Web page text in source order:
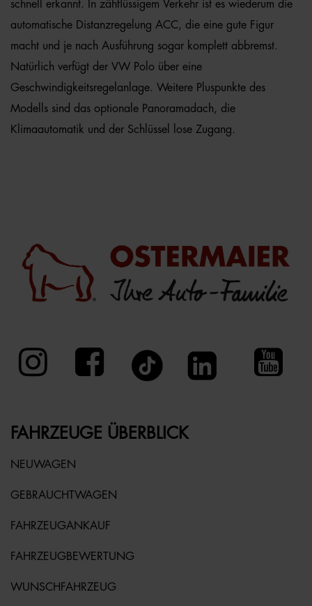
schnell erkannt. In zähflüssigem Verkehr ist es wiederum die
automatische Distanzregelung ACC, die eine gute Figur
macht und je nach Ausführung sogar komplett abbremst.
Natürlich verfügt der VW Polo über eine
Geschwindigkeitsregelanlage. Weitere Pluspunkte des
Modells sind das optionale Panoramadach, die
Klimaautomatik und der Schlüssel lose Zugang.
FAHRZEUGE ÜBERBLICK
NEUWAGEN
GEBRAUCHTWAGEN
FAHRZEUGANKAUF
FAHRZEUGBEWERTUNG
WUNSCHFAHRZEUG